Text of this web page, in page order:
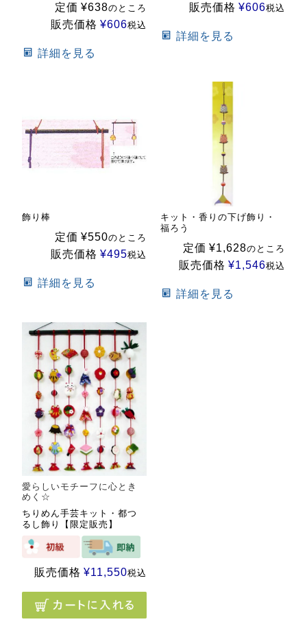
定価 ¥638のところ
販売価格 ¥606税込
詳細を見る
販売価格 ¥606税込
詳細を見る
飾り棒
定価 ¥550のところ
販売価格 ¥495税込
詳細を見る
キット・香りの下げ飾り・
福ろう
定価 ¥1,628のところ
販売価格 ¥1,546税込
詳細を見る
愛らしいモチーフに心とき
めく☆
ちりめん手芸キット・都つ
るし飾り【限定販売】
販売価格 ¥11,550税込